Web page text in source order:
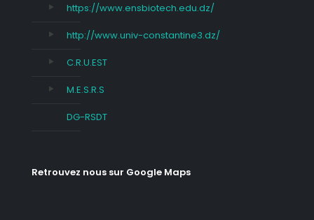
https://www.ensbiotech.edu.dz/
http://www.univ-constantine3.dz/
C.R.U.EST
M.E.S.R.S
DG-RSDT
Retrouvez nous sur Google Maps